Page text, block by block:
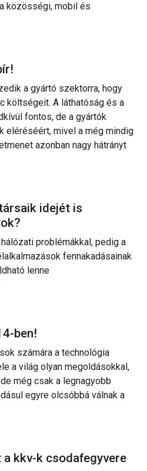
közösségi, mobil és
a gyártó szektorra, hogy
költségeit. A láthatóság és a
fontos, de a gyártók
eléréséért, mivel a még mindig
azonban nagy hátrányt
idejét is
problémákkal, pedig a
fennakadásainak
lenne
ben!
számára a technológia
a világ olyan megoldásokkal,
még csak a legnagyobb
egyre olcsóbbá válnak a
kkv-k csodafegyvere